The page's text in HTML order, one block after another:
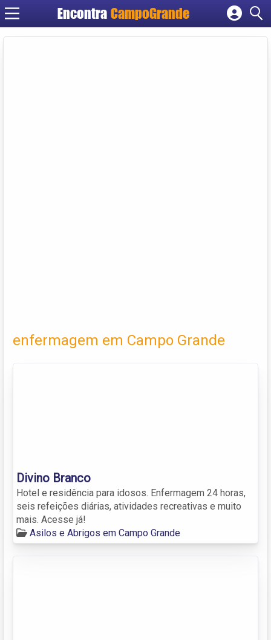
Encontra CampoGrande
Cadastrar empresa
enfermagem em Campo Grande
Divino Branco
Hotel e residência para idosos. Enfermagem 24 horas,
seis refeições diárias, atividades recreativas e muito
mais. Acesse já!
Asilos e Abrigos em Campo Grande